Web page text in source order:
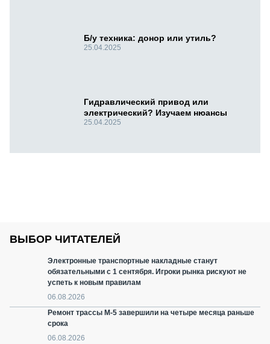
Б/у техника: донор или утиль?
25.04.2025
Гидравлический привод или
электрический? Изучаем нюансы
25.04.2025
ВЫБОР ЧИТАТЕЛЕЙ
Электронные транспортные накладные станут
обязательными с 1 сентября. Игроки рынка рискуют не
успеть к новым правилам
06.08.2026
Ремонт трассы М-5 завершили на четыре месяца раньше
срока
06.08.2026